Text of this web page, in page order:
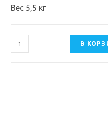
Вес 5,5 кг
В